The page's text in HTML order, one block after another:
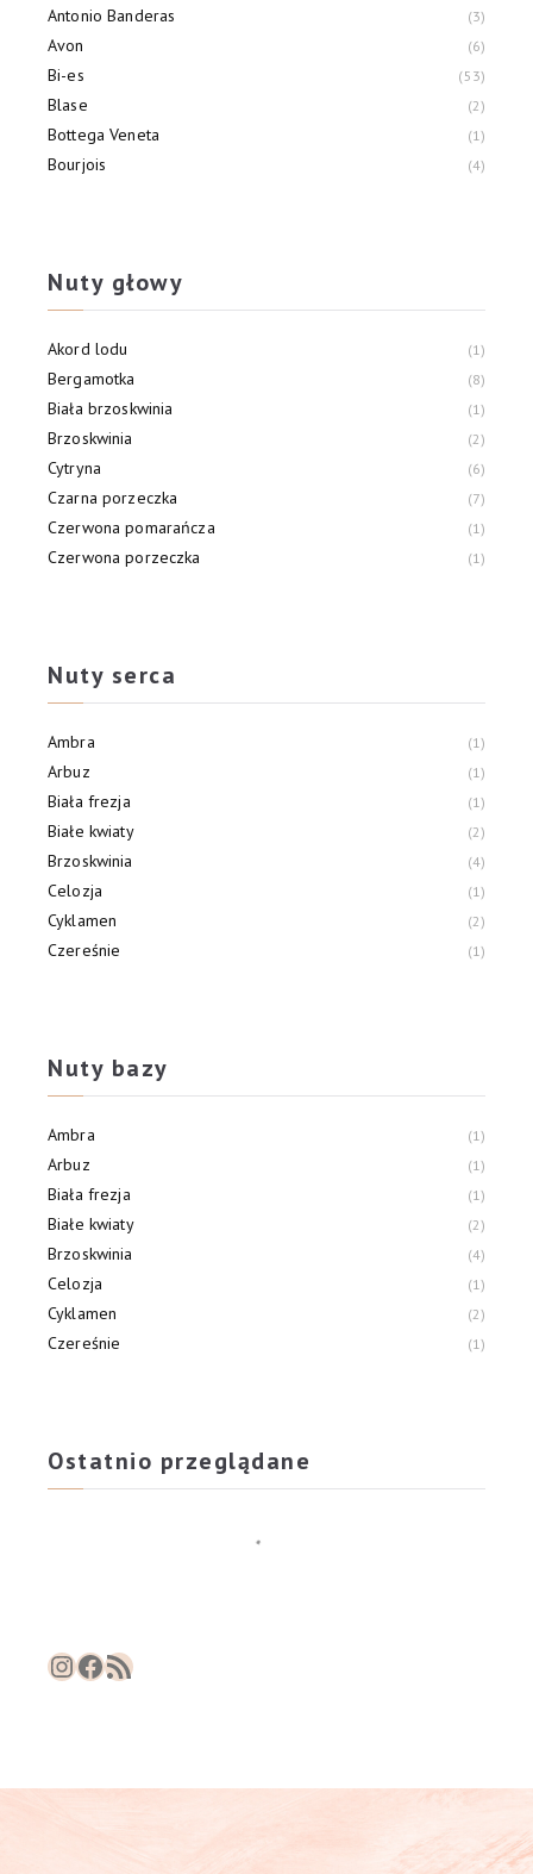
Antonio Banderas 3
Avon 6
Bi-es 53
Blase 2
Bottega Veneta 1
Bourjois 4
Nuty głowy
Akord lodu 1
Bergamotka 8
Biała brzoskwinia 1
Brzoskwinia 2
Cytryna 6
Czarna porzeczka 7
Czerwona pomarańcza 1
Czerwona porzeczka 1
Nuty serca
Ambra 1
Arbuz 1
Biała frezja 1
Białe kwiaty 2
Brzoskwinia 4
Celozja 1
Cyklamen 2
Czereśnie 1
Nuty bazy
Ambra 1
Arbuz 1
Biała frezja 1
Białe kwiaty 2
Brzoskwinia 4
Celozja 1
Cyklamen 2
Czereśnie 1
Ostatnio przeglądane
InstagramFacebook RSS Feed